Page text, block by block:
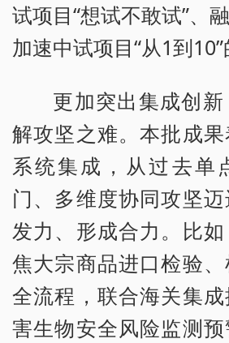
试项目“想试不敢试”、
加速中试项目“从1到10”
更加突出集成创
解攻坚之难。本批成
系统集成，从过去单
门、多维度协同攻坚
发力、形成合力。比
焦大宗商品进口检验
全流程，联合海关集
害生物安全风险监测